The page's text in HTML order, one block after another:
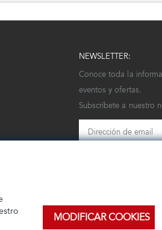
NEWSLETTER:
Conoce toda la
eventos y ofertas.
Subscríbete a nuestro
MODIFICAR COOKIES